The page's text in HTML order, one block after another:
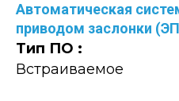
Автоматическая
приводом заслонки
Тип ПО :
Встраиваемое